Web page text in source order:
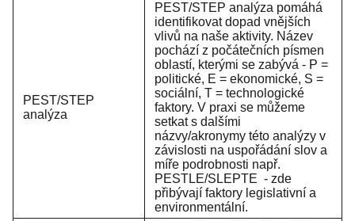
PEST/STEP
analýza
PEST/STEP analýza pomáhá
identifikovat dopad vnějších
vlivů na naše aktivity. Název
pochází z počátečních písmen
oblastí, kterými se zabývá - P =
politické, E = ekonomické, S =
sociální, T = technologické
faktory. V praxi se můžeme
setkat s dalšími
názvy/akronymy této analýzy v
závislosti na uspořádání slov a
míře podrobnosti např.
PESTLE/SLEPTE - zde
přibývají faktory legislativní a
environmentální.